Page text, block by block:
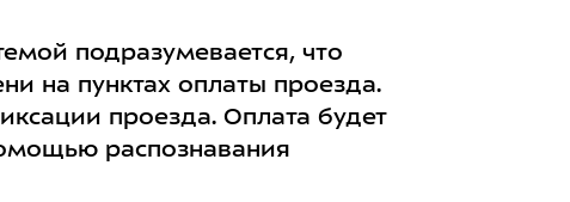
подразумевается, что
на пунктах оплаты проезда.
проезда. Оплата будет
распознавания